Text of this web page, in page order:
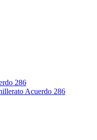
286
Acuerdo 286